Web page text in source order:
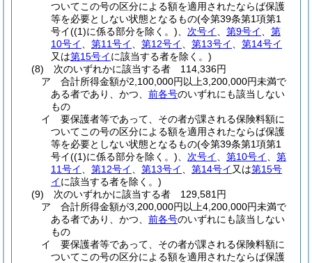
ついてこの号の区分による額を適用されたならば保護
等を必要としない状態となるもの(令第39条第1項第1
号イ((1)に係る部分を除く。) 次号イ 第9号イ
第
10号イ
第11号イ 第12号イ 第13号イ
第14号イ
又は第15号イに該当する者を除く。)
(8)
次のいずれかに該当する者 114,336円
ア
合計所得金額が2,100,000円以上3,200,000円未満で
ある者であり、かつ、 前各号のいずれにも該当しない
もの
イ
要保護者等であって、その者が課される保険料額に
ついてこの号の区分による額を適用されたならば保護
等を必要としない状態となるもの(令第39条第1項第1
号イ((1)に係る部分を除く。) 次号イ 第10号イ
第
11号イ
第12号イ 第13号イ 第14号イ 又は第15号
イに該当する者を除く。)
(9)
次のいずれかに該当する者 129,581円
ア
合計所得金額が3,200,000円以上4,200,000円未満で
ある者であり、かつ、 前各号のいずれにも該当しない
もの
イ
要保護者等であって、その者が課される保険料額に
ついてこの号の区分による額を適用されたならば保護